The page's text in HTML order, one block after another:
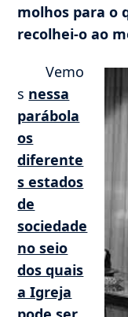
molhos para o
recolhei-o ao
Vemo
s nessa
parábola
os
diferente
s estados
de
sociedade
no seio
dos quais
a Igreja